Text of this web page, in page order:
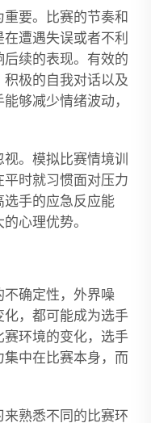
要。比赛的节奏和
遭遇失误或者不利
续的表现。有效的
极的自我对话以及
够减少情绪波动，
。模拟比赛情境训
时就习惯面对压力
选手的应急反应能
心理优势。
确定性，外界噪
，都可能成为选手
环境的变化，选手
中在比赛本身，而
熟悉不同的比赛环